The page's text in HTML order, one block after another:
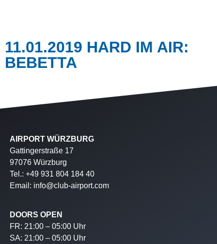
11.01.2019 HARD IM AIR:
BEBETTA
AIRPORT WÜRZBURG
Gattingerstraße 17
97076 Würzburg
Tel.: +49 931 804 184 40
Email: info@club-airport.com
DOORS OPEN
FR: 21:00 – 05:00 Uhr
SA: 21:00 – 05:00 Uhr